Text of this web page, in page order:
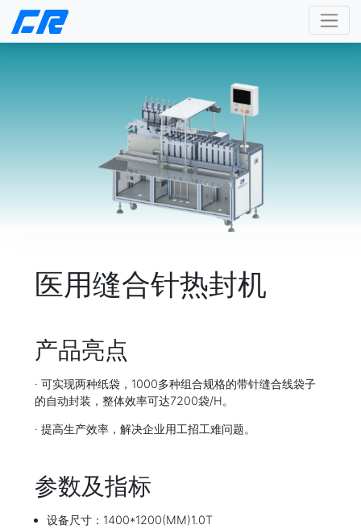
医用缝合针热封机
产品亮点
· 可实现两种纸袋，1000多种组合规格的带针缝合线袋子
的自动封装，整体效率可达7200袋/H。
· 提高生产效率，解决企业用工招工难问题。
参数及指标
设备尺寸：1400*1200(MM)1.0T